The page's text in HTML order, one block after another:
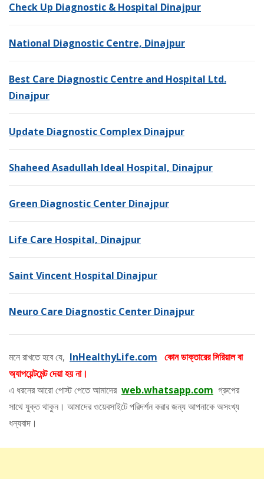
Check Up Diagnostic & Hospital Dinajpur
National Diagnostic Centre, Dinajpur
Best Care Diagnostic Centre and Hospital Ltd.
Dinajpur
Update Diagnostic Complex Dinajpur
Shaheed Asadullah Ideal Hospital, Dinajpur
Green Diagnostic Center Dinajpur
Life Care Hospital, Dinajpur
Saint Vincent Hospital Dinajpur
Neuro Care Diagnostic Center Dinajpur
মনে রাখতে হবে যে, InHealthyLife.com কোন ডাক্তারের সিরিয়াল বা
অ্যাপয়েন্টমেন্ট দেয়া হয় না।
এ ধরনের আরো পোস্ট পেতে আমাদের web.whatsapp.com গ্রুপের
সাথে যুক্ত থাকুন। আমাদের ওয়েবসাইটে পরিদর্শন করার জন্য আপনাকে অসংখ্য
ধন্যবাদ।